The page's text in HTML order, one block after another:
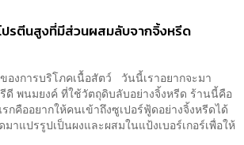
ปรตีนสูงที่มีส่วนผสมลับจากจิ้งหรีด
องการบริโภคเนื้อสัตว์ วันนี้เราอยากจะมา
ดี พนมยงค์ ที่ใช้วัตถุดิบลับอย่างจิ้งหรีด ร้านนี้คือ
กคืออยากให้คนเข้าถึงซูเปอร์ฟู้ดอย่างจิ้งหรีดได้
าแปรรูปเป็นผงและผสมในแป้งเบอร์เกอร์เพื่อให้